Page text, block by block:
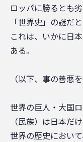
ロッパに勝るとも
「世界史」の謎だと
これは、いかに日
ある。
（以下、事の善悪
世界の巨人・大国
（民族）は日本だ
世界の歴史におい